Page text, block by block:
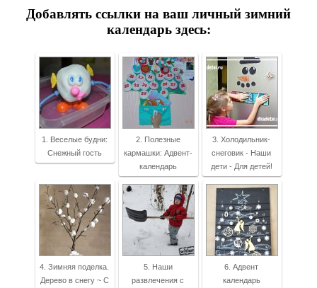
Добавлять ссылки на ваш личный зимний
календарь здесь:
1. Веселые будни:
Снежный гость
2. Полезные
кармашки: Адвент-
календарь
3. Холодильник-
снеговик - Наши
дети - Для детей!
4. Зимняя поделка.
Дерево в снегу ~ С
5. Наши
развлечения с
6. Адвент
календарь